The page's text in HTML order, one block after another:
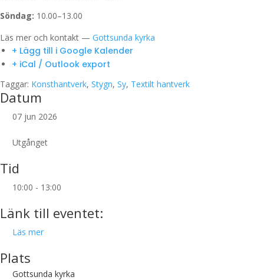
Söndag: 10.00–13.00
Läs mer och kontakt — Gottsunda kyrka
+ Lägg till i Google Kalender
+ iCal / Outlook export
Taggar: Konsthantverk, Stygn, Sy, Textilt hantverk
Datum
07 jun 2026
Utgånget
Tid
10:00 - 13:00
Länk till eventet:
Läs mer
Plats
Gottsunda kyrka